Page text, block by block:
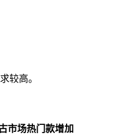
较高。
市场热门款增加